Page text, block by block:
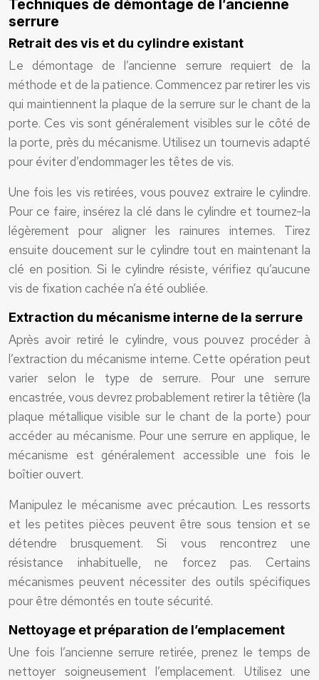
Techniques de démontage de l’ancienne
serrure
Retrait des vis et du cylindre existant
Le démontage de l’ancienne serrure requiert de la
méthode et de la patience. Commencez par retirer les vis
qui maintiennent la plaque de la serrure sur le chant de la
porte. Ces vis sont généralement visibles sur le côté de
la porte, près du mécanisme. Utilisez un tournevis adapté
pour éviter d’endommager les têtes de vis.
Une fois les vis retirées, vous pouvez extraire le cylindre.
Pour ce faire, insérez la clé dans le cylindre et tournez-la
légèrement pour aligner les rainures internes. Tirez
ensuite doucement sur le cylindre tout en maintenant la
clé en position. Si le cylindre résiste, vérifiez qu’aucune
vis de fixation cachée n’a été oubliée.
Extraction du mécanisme interne de la serrure
Après avoir retiré le cylindre, vous pouvez procéder à
l’extraction du mécanisme interne. Cette opération peut
varier selon le type de serrure. Pour une serrure
encastrée, vous devrez probablement retirer la têtière (la
plaque métallique visible sur le chant de la porte) pour
accéder au mécanisme. Pour une serrure en applique, le
mécanisme est généralement accessible une fois le
boîtier ouvert.
Manipulez le mécanisme avec précaution. Les ressorts
et les petites pièces peuvent être sous tension et se
détendre brusquement. Si vous rencontrez une
résistance inhabituelle, ne forcez pas. Certains
mécanismes peuvent nécessiter des outils spécifiques
pour être démontés en toute sécurité.
Nettoyage et préparation de l’emplacement
Une fois l’ancienne serrure retirée, prenez le temps de
nettoyer soigneusement l’emplacement. Utilisez une